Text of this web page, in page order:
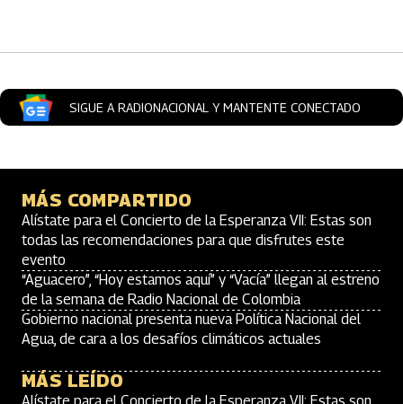
SIGUE A RADIONACIONAL Y MANTENTE CONECTADO
MÁS COMPARTIDO
Alístate para el Concierto de la Esperanza VII: Estas son
todas las recomendaciones para que disfrutes este
evento
“Aguacero”, “Hoy estamos aquí” y “Vacía” llegan al estreno
de la semana de Radio Nacional de Colombia
Gobierno nacional presenta nueva Política Nacional del
Agua, de cara a los desafíos climáticos actuales
MÁS LEÍDO